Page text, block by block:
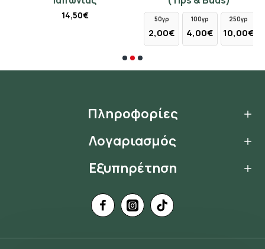
14,50€ 50γρ
2,00€
100γρ
4,00€
250γρ
10,00€
Πληροφορίες
Λογαριασμός
Εξυπηρέτηση